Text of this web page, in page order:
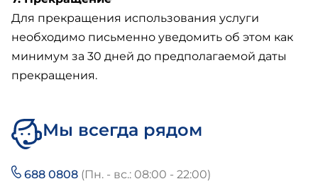
Для прекращения использования услуги
необходимо письменно уведомить об этом как
минимум за 30 дней до предполагаемой даты
прекращения.
Мы всегда рядом
688 0808 (Пн. - вс.: 08:00 - 22:00)